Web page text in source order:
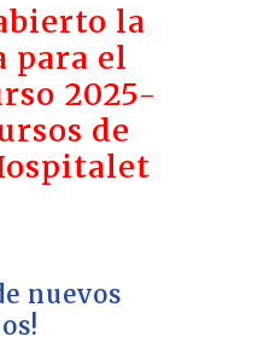
la
para el
2025-
de
nuevos